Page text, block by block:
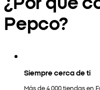
Pepco?
Siempre cerca de ti
Más de 4.000 tiendas en